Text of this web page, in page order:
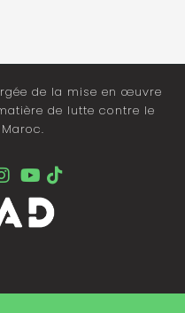
de la mise en œuvre
de lutte contre le